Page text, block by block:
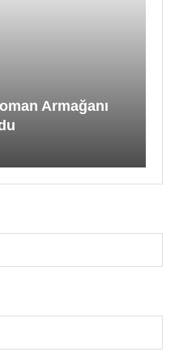
Armağanı